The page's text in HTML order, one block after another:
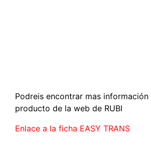
Podreis encontrar mas
producto de la web de RUBI
Enlace a la ficha EASY TRANS